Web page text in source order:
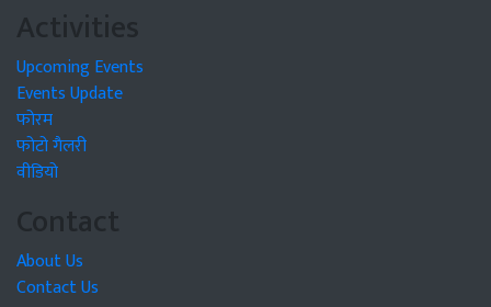
Activities
Upcoming Events
Events Update
फोरम
फोटो गैलरी
वीडियो
Contact
About Us
Contact Us